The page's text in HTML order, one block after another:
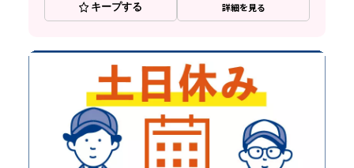
キープする 詳細を見る